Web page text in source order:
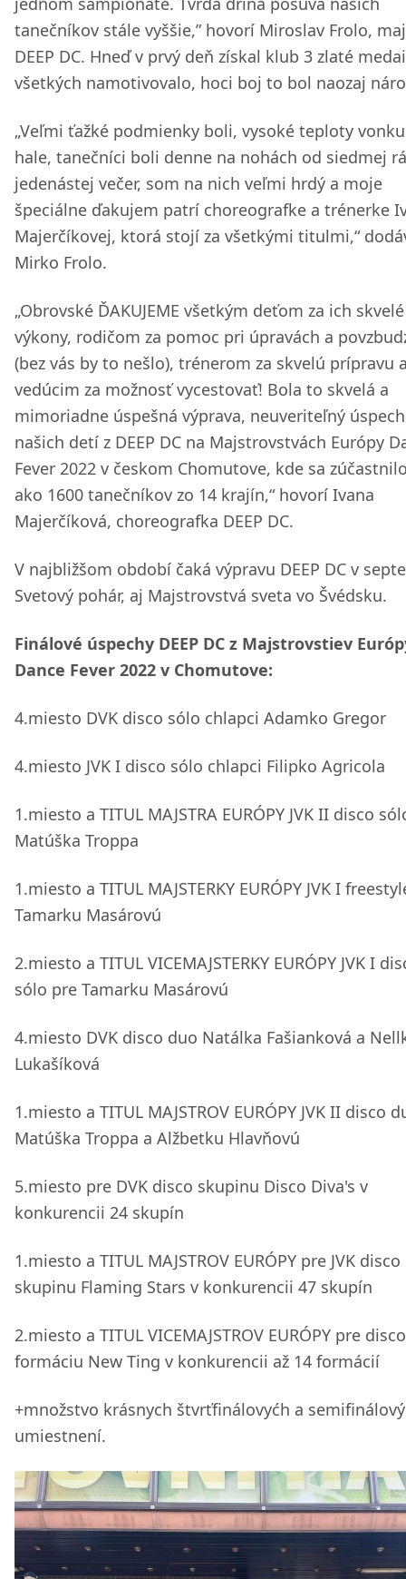
tanečníkov stále vyššie,” hovorí Miroslav Frolo,
DEEP DC. Hneď v prvý deň získal klub 3 zlaté
všetkých namotivovalo, hoci boj to bol naozaj
„Veľmi ťažké podmienky boli, vysoké teploty
hale, tanečníci boli denne na nohách od siedmej
jedenástej večer, som na nich veľmi hrdý a moje
špeciálne ďakujem patrí choreografke a trénerke
Majerčíkovej, ktorá stojí za všetkými titulmi,“
Mirko Frolo.
„Obrovské ĎAKUJEME všetkým deťom za ich skvelé
výkony, rodičom za pomoc pri úpravách a
(bez vás by to nešlo), trénerom za skvelú prípravu
vedúcim za možnosť vycestovať! Bola to skvelá a
mimoriadne úspešná výprava, neuveriteľný úspech
našich detí z DEEP DC na Majstrovstvách Európy
Fever 2022 v českom Chomutove, kde sa
ako 1600 tanečníkov zo 14 krajín,“ hovorí Ivana
Majerčíková, choreografka DEEP DC.
V najbližšom období čaká výpravu DEEP DC v
Svetový pohár, aj Majstrovstvá sveta vo Švédsku.
Finálové úspechy DEEP DC z Majstrovstiev
Dance Fever 2022 v Chomutove:
4.miesto DVK disco sólo chlapci Adamko Gregor
4.miesto JVK I disco sólo chlapci Filipko Agricola
1.miesto a TITUL MAJSTRA EURÓPY JVK II disco
Matúška Troppa
1.miesto a TITUL MAJSTERKY EURÓPY JVK I
Tamarku Masárovú
2.miesto a TITUL VICEMAJSTERKY EURÓPY JVK I
sólo pre Tamarku Masárovú
4.miesto DVK disco duo Natálka Fašianková a
Lukašíková
1.miesto a TITUL MAJSTROV EURÓPY JVK II disco
Matúška Troppa a Alžbetku Hlavňovú
5.miesto pre DVK disco skupinu Disco Diva's v
konkurencii 24 skupín
1.miesto a TITUL MAJSTROV EURÓPY pre JVK disco
skupinu Flaming Stars v konkurencii 47 skupín
2.miesto a TITUL VICEMAJSTROV EURÓPY pre disco
formáciu New Ting v konkurencii až 14 formácií
+množstvo krásnych štvrťfinálovyćh a
umiestnení.